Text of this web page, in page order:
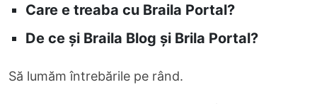
Care e treaba cu Braila Portal?
De ce şi Braila Blog şi Brila Portal?
Să lumăm întrebările pe rând.